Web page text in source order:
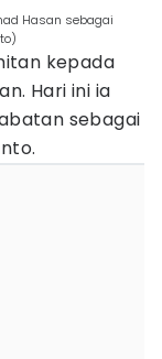
Hasan sebagai
kepada
Hari ini ia
sebagai